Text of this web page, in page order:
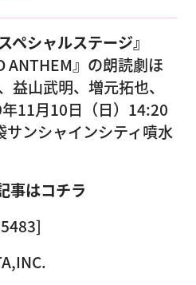
ペシャルステージ』
ANTHEM』の朗読劇ほ
益山武明、増元拓也、
11月10日（日）14:20
サンシャインシティ噴水
事はコチラ